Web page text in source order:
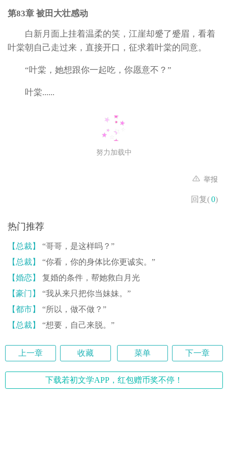
第83章 被田大壮感动
白新月面上挂着温柔的笑，江崖却蹙了蹙眉，看着
叶棠朝自己走过来，直接开口，征求着叶棠的同意。
“叶棠，她想跟你一起吃，你愿意不？”
叶棠......
努力加载中
举报
回复(0)
热门推荐
【总裁】
“哥哥，是这样吗？”
【总裁】
“你看，你的身体比你更诚实。”
【婚恋】
复婚的条件，帮她救白月光
【豪门】
“我从来只把你当妹妹。”
【都市】
“所以，做不做？”
【总裁】
“想要，自己来脱。”
上一章 收藏 菜单 下一章
下载若初文学APP，红包赠币奖不停！